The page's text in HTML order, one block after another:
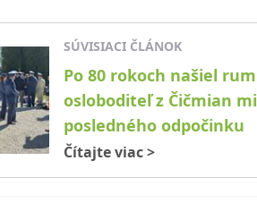
SÚVISIACI ČLÁNOK
Po 80 rokoch našiel
osloboditeľ z Čičmian
posledného odpočinku
Čítajte viac>